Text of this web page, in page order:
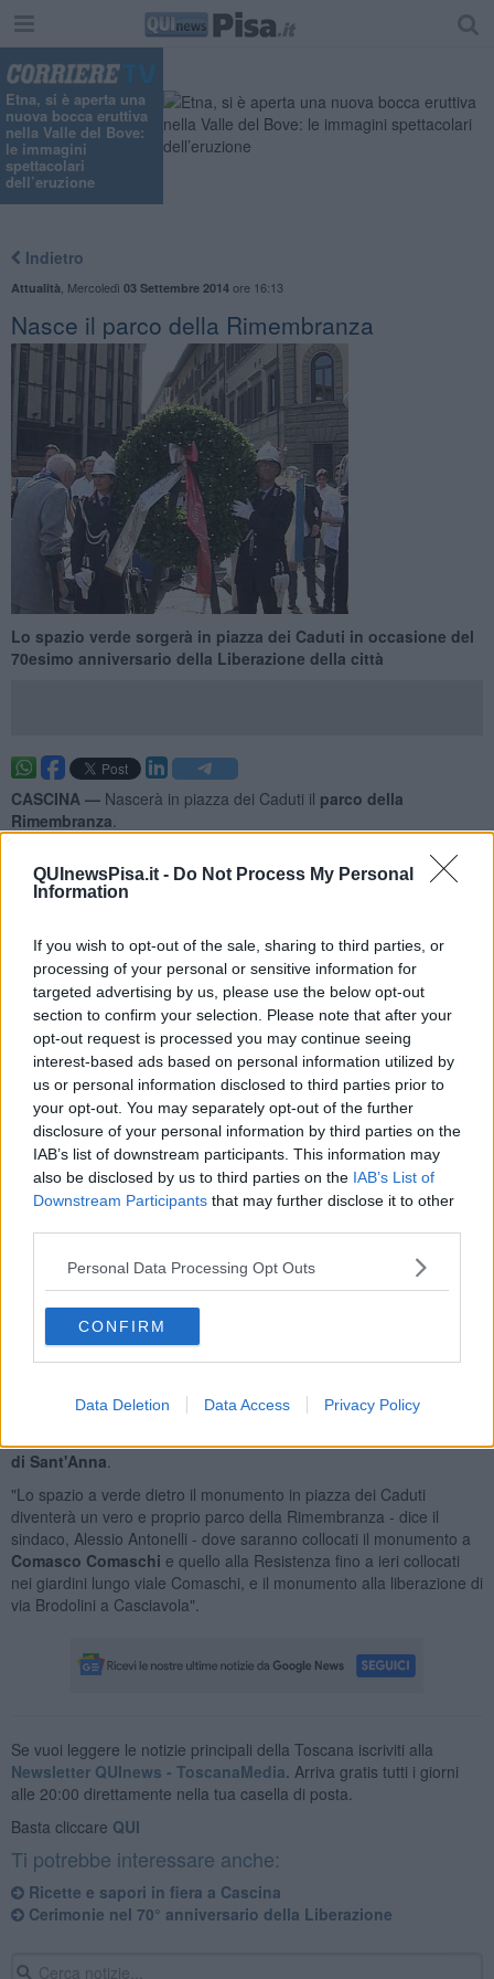
QUInewsPisa.it - Do Not Process My Personal
Information
If you wish to opt-out of the sale, sharing to third parties, or
processing of your personal or sensitive information for
targeted advertising by us, please use the below opt-out
section to confirm your selection. Please note that after your
opt-out request is processed you may continue seeing
interest-based ads based on personal information utilized by
us or personal information disclosed to third parties prior to
your opt-out. You may separately opt-out of the further
disclosure of your personal information by third parties on the
IAB’s list of downstream participants. This information may
also be disclosed by us to third parties on the IAB’s List of
Downstream Participants that may further disclose it to other
Personal Data Processing Opt Outs
CONFIRM
Data Deletion Data Access Privacy Policy
Etna, si è aperta una
nuova bocca eruttiva
nella Valle del Bove:
le immagini
spettacolari
dell’eruzione
Indietro
Attualità Mercoledì 03 Settembre 2014ore 16:13
Nasce il parco della Rimembranza
Lo spazio verde sorgerà in piazza dei Caduti in occasione del
70esimo anniversario della Liberazione della città
CASCINA — Nascerà in piazza dei Caduti il parco della
Rimembranza
L'iniziativa si inserisce nel quadro delle celebrazioni per il 70esimo
anniversario dellaLiberazione di Cascina,che si
svolgeranno giovedì 4 settembre dalle 9 in poi in piazza dei Caduti.
Il Parco verrà inaugurato alle 10,30, dopo il raduno delle autorità
cittadine e delle associazioni al municipio e in seguito al corteo per
la deposizione di corone di alloro sulle lapidi e i cippi in ricordo dei
caduti.
L'inaugurazione del parco avverrà con la posa del primo pannello
del progetto Sentieri della libertà e delle Resistenze, l'iniziativa
promossa dal comune di Cascina con l'Istituto storico della
Resistenza e dell'età contemporaneadi Lucca, con il quale
saranno identificati i luoghi del Comune in cui si ricorderanno gli
eccidi nazisti e gli episodi di antifascismo, guerra e Resistenza. In
ognuno di questi luoghi sarà posto un pannello che ricorderà i nomi
Saranno presenti all’evento il sindaco di Cascina
Antonelli, il sindaco di Stazzema
Ivan Ferrucci
Betti.
contemporanea di Lucca sarà inveceGianluca Fulvetti.
di Sant'Anna
"Lo spazio a verde dietro il monumento in piazza dei Caduti
diventerà un vero e proprio parco della Rimembranza - dice il
sindaco, Alessio Antonelli - dove saranno collocati il monumento a
Comasco Comaschi e quello alla Resistenza fino a ieri collocati
nei giardini lungo viale Comaschi, e il monumento alla liberazione di
via Brodolini a Casciavola".
Se vuoi leggere le notizie principali della Toscana iscriviti alla
Newsletter QUInews - ToscanaMedia. Arriva gratis tutti i giorni
alle 20:00 direttamente nella tua casella di posta.
Basta cliccare QUI
Ti potrebbe interessare anche:
Ricette e sapori in fiera a Cascina
Cerimonie nel 70° anniversario della Liberazione